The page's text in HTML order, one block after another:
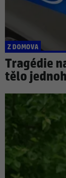
Z DOMOVA
Tragédie
tělo